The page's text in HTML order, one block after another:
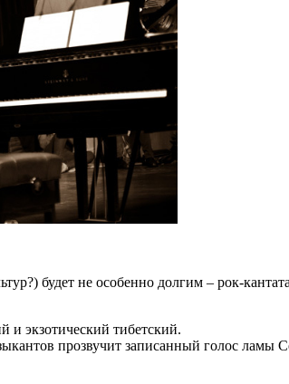
будет не особенно долгим – рок-
экзотический тибетский.
прозвучит записанный голос ламы